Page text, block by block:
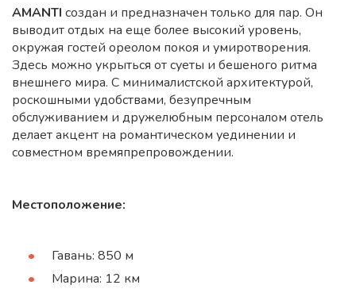
AMANTI создан и предназначен только для пар. Он
выводит отдых на еще более высокий уровень,
окружая гостей ореолом покоя и умиротворения.
Здесь можно укрыться от суеты и бешеного ритма
внешнего мира. С минималистской архитектурой,
роскошными удобствами, безупречным
обслуживанием и дружелюбным персоналом отель
делает акцент на романтическом уединении и
совместном времяпрепровождении.
Местоположение:
Гавань: 850 м
Марина: 12 км